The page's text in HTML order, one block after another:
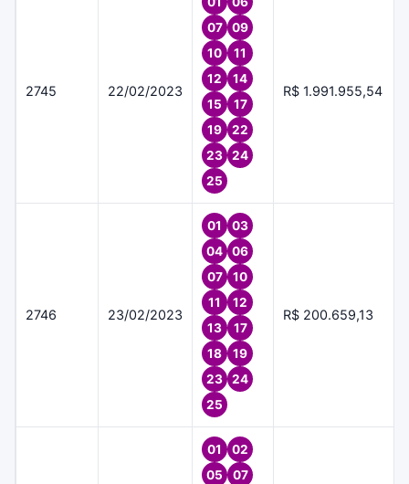
2745 22/02/2023
07
09
10
11
12
14
15
17
19
22
23
24
25
R$ 1.991.955,54
2746 23/02/2023
01
03
04
06
07
10
11
12
13
17
18
19
23
24
25
R$ 200.659,13
01
02
05
07